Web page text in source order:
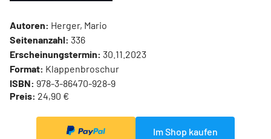
Autoren: Herger, Mario
Seitenanzahl: 336
Erscheinungstermin: 30.11.2023
Format: Klappenbroschur
ISBN: 978-3-86470-928-9
Preis: 24,90 €
Im Shop kaufen